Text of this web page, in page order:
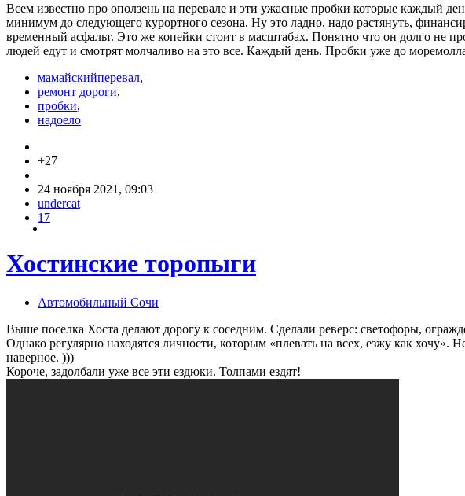
Всем известно про оползень на перевале и эти ужасные пробки которые каждый
минимум до следующего курортного сезона. Ну это ладно, надо растянуть,
временный асфальт. Это же копейки стоит в масштабах. Понятно что он долго не
людей едут и смотрят молчаливо на это все. Каждый день. Пробки уже до
мамайскийперевал,
ремонт дороги,
пробки,
надоело
+27
24 ноября 2021, 09:03
undercat
17
Хостинские торопыги
Автомобильный Сочи
Выше поселка Хоста делают дорогу к соседним. Сделали реверс: светофоры,
Однако регулярно находятся личности, которым «плевать на всех, езжу как
наверное. )))
Короче, задолбали уже все эти ездюки. Толпами ездят!